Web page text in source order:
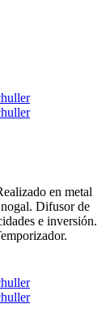
en metal
nogal. Difusor de
e inversión.